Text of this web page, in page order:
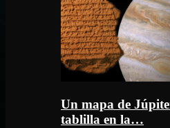
Un mapa de
tablilla en la…